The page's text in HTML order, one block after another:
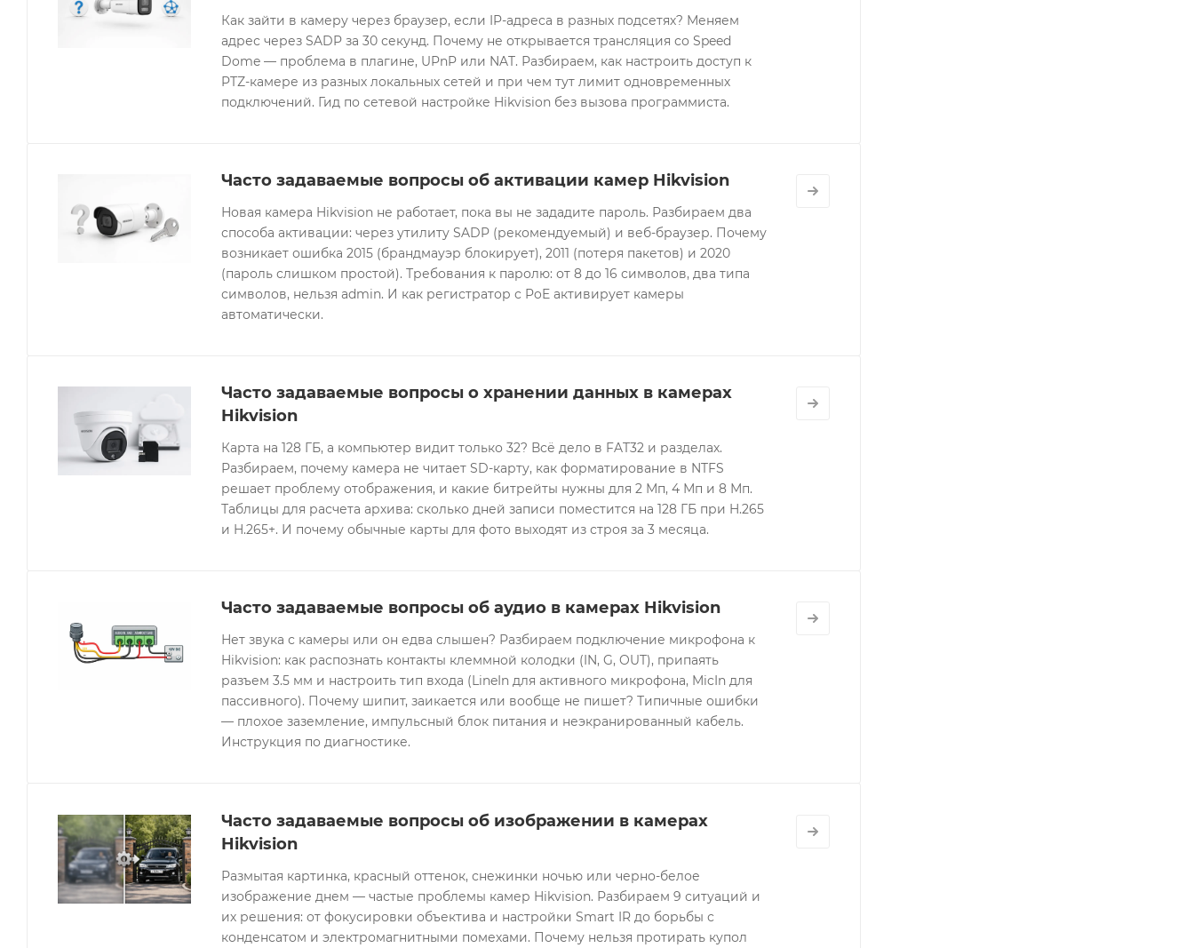
Как зайти в камеру через браузер, если IP-адреса в разных подсетях? Меняем
адрес через SADP за 30 секунд. Почему не открывается трансляция со Speed
Dome — проблема в плагине, UPnP или NAT. Разбираем, как настроить доступ к
PTZ-камере из разных локальных сетей и при чем тут лимит одновременных
подключений. Гид по сетевой настройке Hikvision без вызова программиста.
Часто задаваемые вопросы об активации камер Hikvision
Новая камера Hikvision не работает, пока вы не зададите пароль. Разбираем два
способа активации: через утилиту SADP (рекомендуемый) и веб-браузер. Почему
возникает ошибка 2015 (брандмауэр блокирует), 2011 (потеря пакетов) и 2020
(пароль слишком простой). Требования к паролю: от 8 до 16 символов, два типа
символов, нельзя admin. И как регистратор с PoE активирует камеры
автоматически.
Часто задаваемые вопросы о хранении данных в камерах
Hikvision
Карта на 128 ГБ, а компьютер видит только 32? Всё дело в FAT32 и разделах.
Разбираем, почему камера не читает SD-карту, как форматирование в NTFS
решает проблему отображения, и какие битрейты нужны для 2 Мп, 4 Мп и 8 Мп.
Таблицы для расчета архива: сколько дней записи поместится на 128 ГБ при H.265
и H.265+. И почему обычные карты для фото выходят из строя за 3 месяца.
Часто задаваемые вопросы об аудио в камерах Hikvision
Нет звука с камеры или он едва слышен? Разбираем подключение микрофона к
Hikvision: как распознать контакты клеммной колодки (IN, G, OUT), припаять
разъем 3.5 мм и настроить тип входа (LineIn для активного микрофона, MicIn для
пассивного). Почему шипит, заикается или вообще не пишет? Типичные ошибки
— плохое заземление, импульсный блок питания и неэкранированный кабель.
Инструкция по диагностике.
Часто задаваемые вопросы об изображении в камерах
Hikvision
Размытая картинка, красный оттенок, снежинки ночью или черно-белое
изображение днем — частые проблемы камер Hikvision. Разбираем 9 ситуаций и
их решения: от фокусировки объектива и настройки Smart IR до борьбы с
конденсатом и электромагнитными помехами. Почему нельзя протирать купол